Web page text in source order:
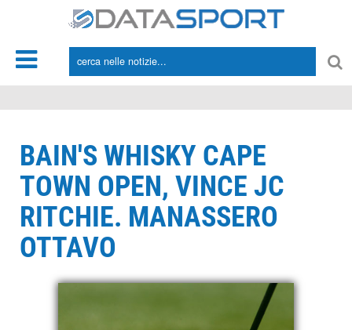
BAIN'S WHISKY CAPE
TOWN OPEN, VINCE JC
RITCHIE. MANASSERO
OTTAVO